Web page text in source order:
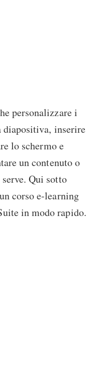
personalizzare i
inserire
lo schermo e
un contenuto o
Qui sotto
corso e-learning
in modo rapido.